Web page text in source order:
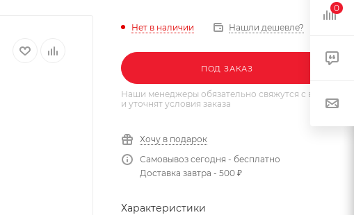
Нет в наличии Нашли дешевле?
ПОД ЗАКАЗ
Наши менеджеры обязательно свяжутся с вами
и уточнят условия заказа
Хочу в подарок
Самовывоз сегодня - бесплатно
Доставка завтра - 500 ₽
Характеристики
0